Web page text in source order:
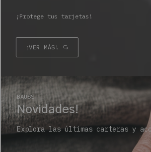
¡Protege tus tarjetas!
¡VER MÁS!
BAUSS
Novidades!
Explora las últimas carteras y